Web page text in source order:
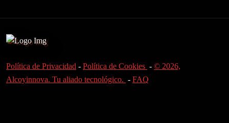
Política de Privacidad - Política de Cookies - © 2026,
Alcoyinnova. Tu aliado tecnológico. - FAQ